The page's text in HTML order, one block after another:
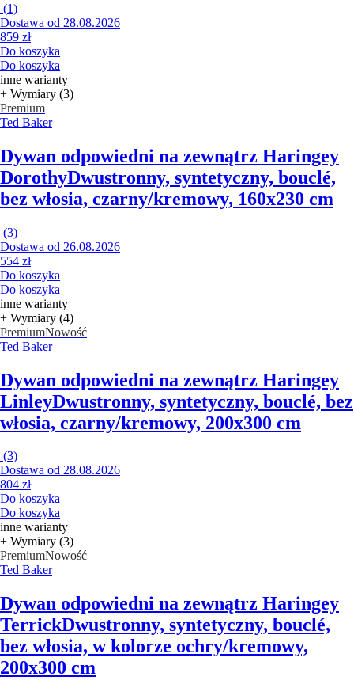
(1)
Dostawa od 28.08.2026
859 zł
Do koszyka
Do koszyka
inne warianty
+ Wymiary (3)
Premium
Ted Baker
Dywan odpowiedni na zewnątrz Haringey
DorothyDwustronny, syntetyczny, bouclé,
bez włosia, czarny/kremowy, 160x230 cm
(3)
Dostawa od 26.08.2026
554 zł
Do koszyka
Do koszyka
inne warianty
+ Wymiary (4)
PremiumNowość
Ted Baker
Dywan odpowiedni na zewnątrz Haringey
LinleyDwustronny, syntetyczny, bouclé, bez
włosia, czarny/kremowy, 200x300 cm
(3)
Dostawa od 28.08.2026
804 zł
Do koszyka
Do koszyka
inne warianty
+ Wymiary (3)
PremiumNowość
Ted Baker
Dywan odpowiedni na zewnątrz Haringey
TerrickDwustronny, syntetyczny, bouclé,
bez włosia, w kolorze ochry/kremowy,
200x300 cm